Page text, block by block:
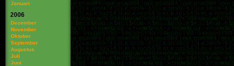
Januari
2006
December
November
Oktober
September
Augustus
Juli
Juni